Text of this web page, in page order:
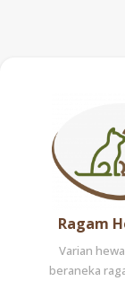
Ragam
Varian
beraneka